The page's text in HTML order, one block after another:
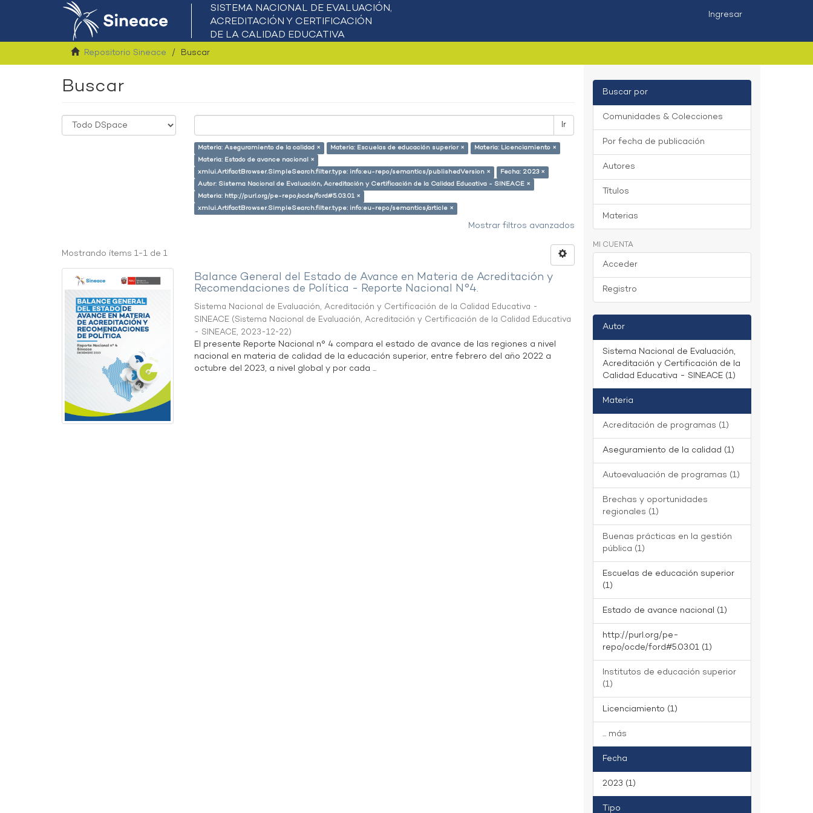
Ingresar
Repositorio Sineace Buscar
Buscar
Ir
Materia: Aseguramiento de la calidad × Materia: Escuelas de educación superior ×
Materia: Licenciamiento ×
Materia: Estado de avance nacional ×
xmlui.ArtifactBrowser.SimpleSearch.filter.type: info:eu-repo/semantics/publishedVersion ×
Fecha: 2023 ×
Autor: Sistema Nacional de Evaluación, Acreditación y Certificación de la Calidad Educativa - SINEACE ×
Materia: http://purl.org/pe-repo/ocde/ford#5.03.01 ×
xmlui.ArtifactBrowser.SimpleSearch.filter.type: info:eu-repo/semantics/article ×
Mostrar filtros avanzados
Mostrando ítems 1-1 de 1
Balance General del Estado de Avance en Materia de Acreditación y
Recomendaciones de Política - Reporte Nacional N°4.
Sistema Nacional de Evaluación, Acreditación y Certificación de la Calidad Educativa -
SINEACE (Sistema Nacional de Evaluación, Acreditación y Certificación de la Calidad Educativa
- SINEACE, 2023-12-22)
El presente Reporte Nacional n° 4 compara el estado de avance de las regiones a nivel
nacional en materia de calidad de la educación superior, entre febrero del año 2022 a
octubre del 2023, a nivel global y por cada ...
Buscar por
Comunidades & Colecciones
Por fecha de publicación
Autores
Títulos
Materias
MI CUENTA
Acceder
Registro
Autor
Sistema Nacional de Evaluación,
Acreditación y Certificación de la
Calidad Educativa - SINEACE (1)
Materia
Acreditación de programas (1)
Aseguramiento de la calidad (1)
Autoevaluación de programas (1)
Brechas y oportunidades
regionales (1)
Buenas prácticas en la gestión
pública (1)
Escuelas de educación superior
(1)
Estado de avance nacional (1)
http://purl.org/pe-
repo/ocde/ford#5.03.01 (1)
Institutos de educación superior
(1)
Licenciamiento (1)
... más
Fecha
2023 (1)
Tipo